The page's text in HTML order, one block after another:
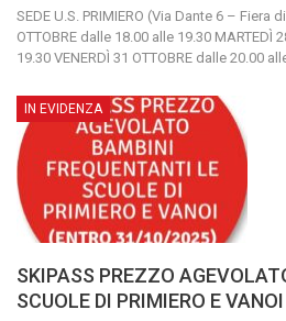
SEDE U.S. PRIMIERO (Via Dante 6 – Fiera
OTTOBRE dalle 18.00 alle 19.30 MARTEDÌ
19.30 VENERDÌ 31 OTTOBRE dalle 20.00
IN EVIDENZA
SKIPASS PREZZO
SCUOLE DI PRIMIERO E VANOI